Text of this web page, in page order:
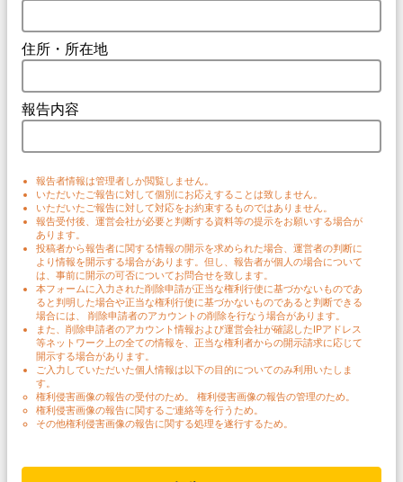
住所・所在地
報告内容
報告者情報は管理者しか閲覧しません。
いただいたご報告に対して個別にお応えすることは致しません。
いただいたご報告に対して対応をお約束するものではありません。
報告受付後、運営会社が必要と判断する資料等の提示をお願いする場合が
あります。
投稿者から報告者に関する情報の開示を求められた場合、運営者の判断に
より情報を開示する場合があります。但し、報告者が個人の場合について
は、事前に開示の可否についてお問合せを致します。
本フォームに入力された削除申請が正当な権利行使に基づかないものであ
ると判明した場合や正当な権利行使に基づかないものであると判断できる
場合には、 削除申請者のアカウントの削除を行なう場合があります。
また、削除申請者のアカウント情報および運営会社が確認したIPアドレス
等ネットワーク上の全ての情報を、正当な権利者からの開示請求に応じて
開示する場合があります。
ご入力していただいた個人情報は以下の目的についてのみ利用いたしま
す。
権利侵害画像の報告の受付のため。 権利侵害画像の報告の管理のため。
権利侵害画像の報告に関するご連絡等を行うため。
その他権利侵害画像の報告に関する処理を遂行するため。